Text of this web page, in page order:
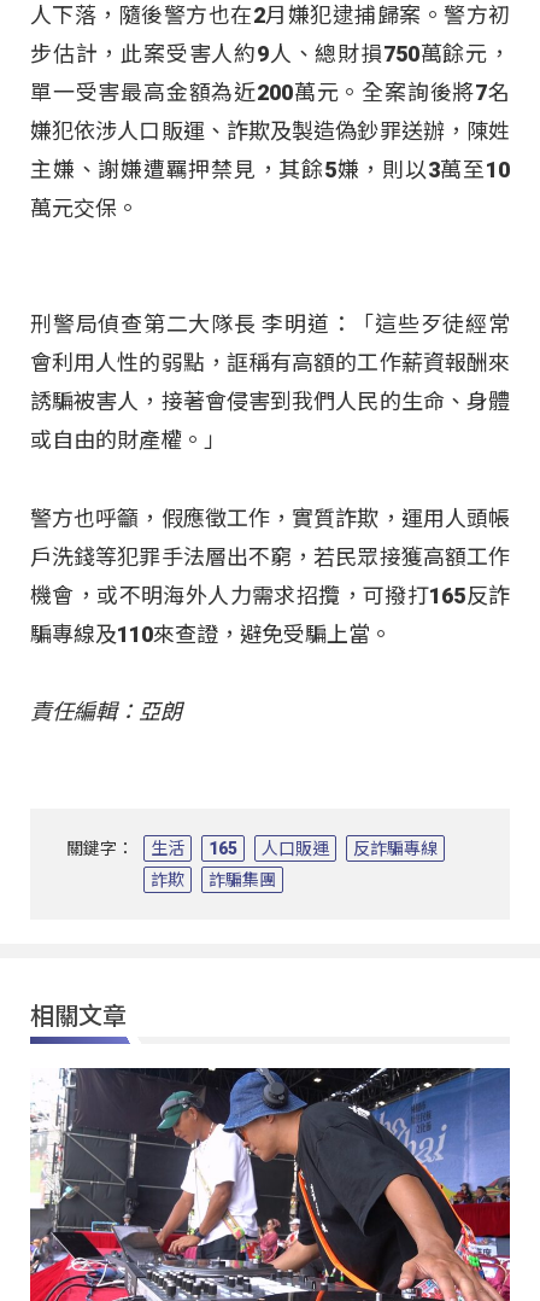
人下落，隨後警方也在2月嫌犯逮捕歸案。警方初
步估計，此案受害人約9人、總財損750萬餘元，
單一受害最高金額為近200萬元。全案詢後將7名
嫌犯依涉人口販運、詐欺及製造偽鈔罪送辦，陳姓
主嫌、謝嫌遭羈押禁見，其餘5嫌，則以3萬至10
萬元交保。
刑警局偵查第二大隊長 李明道：「這些歹徒經常
會利用人性的弱點，誆稱有高額的工作薪資報酬來
誘騙被害人，接著會侵害到我們人民的生命、身體
或自由的財產權。」
警方也呼籲，假應徵工作，實質詐欺，運用人頭帳
戶洗錢等犯罪手法層出不窮，若民眾接獲高額工作
機會，或不明海外人力需求招攬，可撥打165反詐
騙專線及110來查證，避免受騙上當。
責任編輯：亞朗
關鍵字： 生活 165 人口販運
反詐騙專線
詐欺
詐騙集團
相關文章